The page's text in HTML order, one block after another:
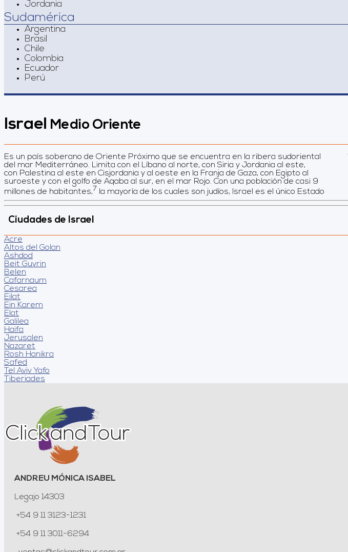
Jordania
Sudamérica
Argentina
Brasil
Chile
Colombia
Ecuador
Perú
Israel Medio Oriente
Es un país soberano de Oriente Próximo que se encuentra en la ribera sudoriental
del mar Mediterráneo. Limita con el Líbano al norte, con Siria y Jordania al este,
con Palestina al este en Cisjordania y al oeste en la Franja de Gaza, con Egipto al
suroeste y con el golfo de Aqaba al sur, en el mar Rojo. Con una población de casi 9
millones de habitantes, 7 ​ la mayoría de los cuales son judíos, Israel es el único Estado
Ciudades de Israel
Acre
Altos del Golan
Ashdod
Beit Guvrin
Belen
Cafarnaum
Cesarea
Eilat
Ein Karem
Elat
Galilea
Haifa
Jerusalen
Nazaret
Rosh Hanikra
Safed
Tel Aviv Yafo
Tiberiades
ANDREU MÓNICA ISABEL
Legajo 14303
+54 9 11 3123-1231
+54 9 11 3011-6294